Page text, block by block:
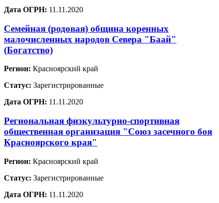
Дата ОГРН: 11.11.2020
Семейная (родовая) община коренных
малочисленных народов Севера "Баай"
(Богатство)
Регион: Красноярский край
Статус: Зарегистрированные
Дата ОГРН: 11.11.2020
Региональная физкультурно-спортивная
общественная организация "Союз засечного боя
Красноярского края"
Регион: Красноярский край
Статус: Зарегистрированные
Дата ОГРН: 11.11.2020